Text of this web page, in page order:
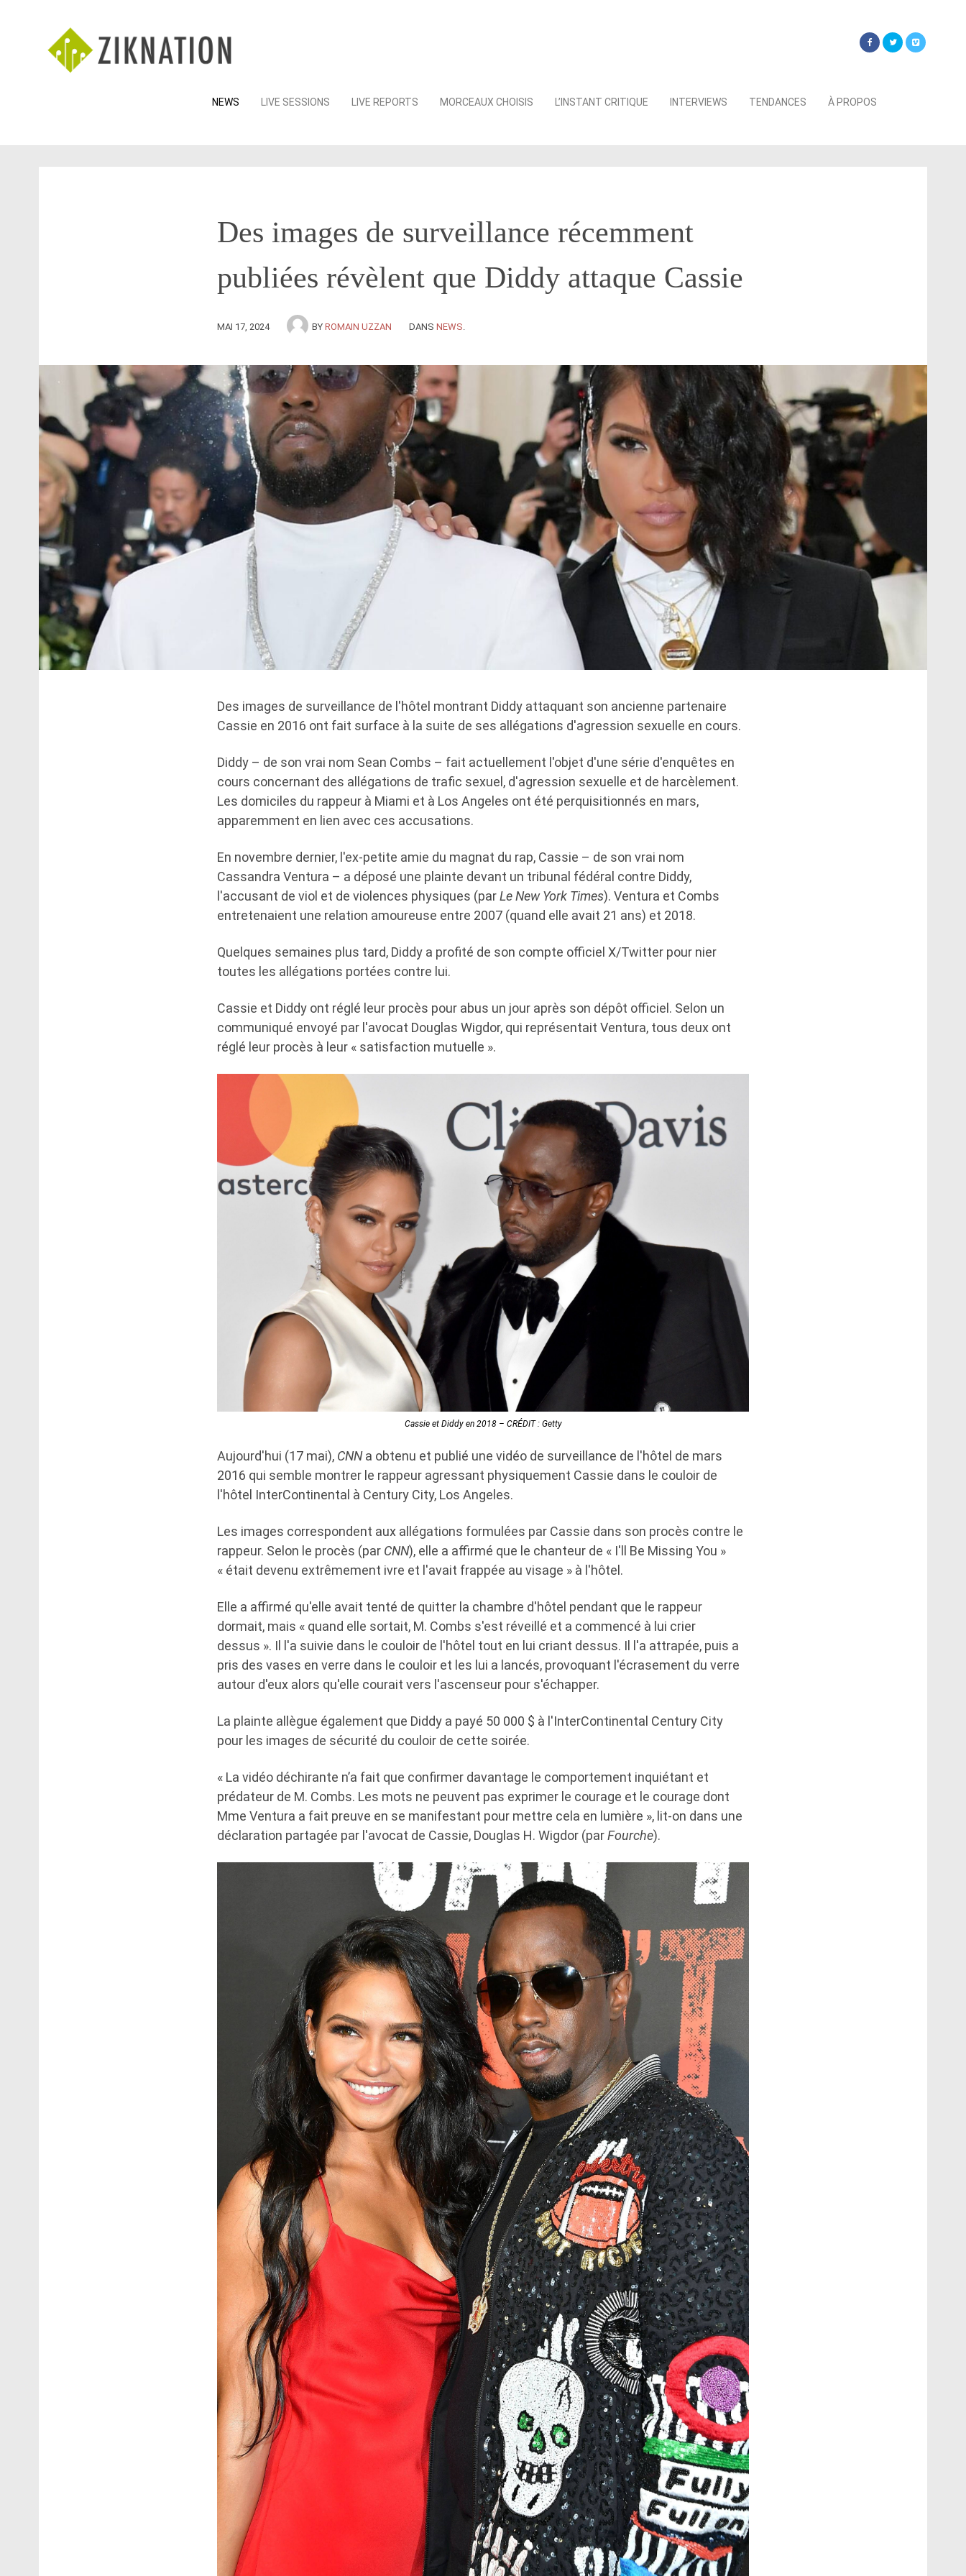
Skip
NEWS LIVE SESSIONS LIVE REPORTS MORCEAUX CHOISIS L’INSTANT CRITIQUE INTERVIEWS TENDANCES À PROPOS
Des images de surveillance récemment
publiées révèlent que Diddy attaque Cassie
MAI 17, 2024 BY ROMAIN UZZAN DANS NEWS
Des images de surveillance de l'hôtel montrant Diddy attaquant son ancienne partenaire
Cassie en 2016 ont fait surface à la suite de ses allégations d'agression sexuelle en cours.
Diddy – de son vrai nom Sean Combs – fait actuellement l'objet d'une série d'enquêtes en
cours concernant des allégations de trafic sexuel, d'agression sexuelle et de harcèlement.
Les domiciles du rappeur à Miami et à Los Angeles ont été perquisitionnés en mars,
apparemment en lien avec ces accusations.
En novembre dernier, l'ex-petite amie du magnat du rap, Cassie – de son vrai nom
Cassandra Ventura – a déposé une plainte devant un tribunal fédéral contre Diddy,
l'accusant de viol et de violences physiques (parLe New York Times). Ventura et Combs
entretenaient une relation amoureuse entre 2007 (quand elle avait 21 ans) et 2018.
Quelques semaines plus tard, Diddy a profité de son compte officiel X/Twitter pour nier
toutes les allégations portées contre lui.
Cassie et Diddy ont réglé leur procès pour abus un jour après son dépôt officiel. Selon un
communiqué envoyé par l'avocat Douglas Wigdor, qui représentait Ventura, tous deux ont
réglé leur procès à leur « satisfaction mutuelle ».
Cassie et Diddy en 2018 – CRÉDIT : Getty
Aujourd'hui (17 mai), CNNa obtenu et publié une vidéo de surveillance de l'hôtel de mars
2016 qui semble montrer le rappeur agressant physiquement Cassie dans le couloir de
l'hôtel InterContinental à Century City, Los Angeles.
Les images correspondent aux allégations formulées par Cassie dans son procès contre le
rappeur. Selon le procès (par CNN), elle a affirmé que le chanteur de « I'll Be Missing You »
« était devenu extrêmement ivre et l'avait frappée au visage » à l'hôtel.
Elle a affirmé qu'elle avait tenté de quitter la chambre d'hôtel pendant que le rappeur
dormait, mais « quand elle sortait, M. Combs s'est réveillé et a commencé à lui crier
dessus ». Il l'a suivie dans le couloir de l'hôtel tout en lui criant dessus. Il l'a attrapée, puis a
pris des vases en verre dans le couloir et les lui a lancés, provoquant l'écrasement du verre
autour d'eux alors qu'elle courait vers l'ascenseur pour s'échapper.
La plainte allègue également que Diddy a payé 50 000 $ à l'InterContinental Century City
pour les images de sécurité du couloir de cette soirée.
« La vidéo déchirante n’a fait que confirmer davantage le comportement inquiétant et
prédateur de M. Combs. Les mots ne peuvent pas exprimer le courage et le courage dont
Mme Ventura a fait preuve en se manifestant pour mettre cela en lumière », lit-on dans une
déclaration partagée par l'avocat de Cassie, Douglas H. Wigdor (parFourche).